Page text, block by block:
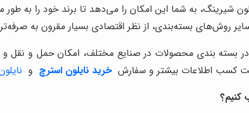
شیرینگ، به شما این امکان را می‌دهد تا برند خود را به
سایر روش‌های بسته‌بندی، از نظر اقتصادی بسیار مقرون به
بسته بندی محصولات در صنایع مختلف، امکان حمل و نقل و
کسب اطلاعات بیشتر و سفارش خرید نایلون استرچ و
کنیم؟